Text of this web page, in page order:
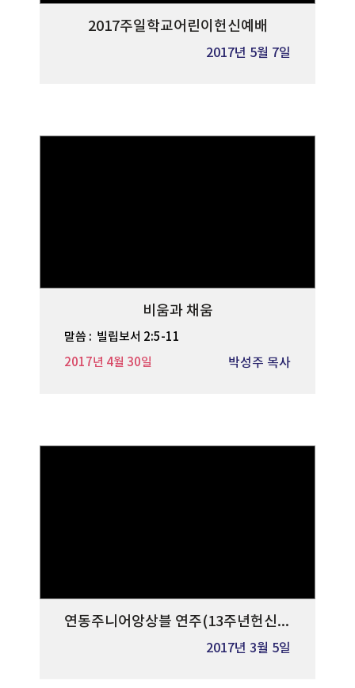
2017주일학교어린이헌신예배
2017년 5월 7일
비움과 채움
말씀 : 빌립보서 2:5-11
박성주 목사
2017년 4월 30일
연동주니어앙상블 연주(13주년헌신예배)
2017년 3월 5일